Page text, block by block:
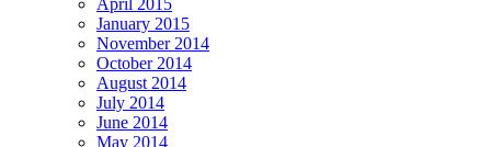
April 2015
January 2015
November 2014
October 2014
August 2014
July 2014
June 2014
May 2014